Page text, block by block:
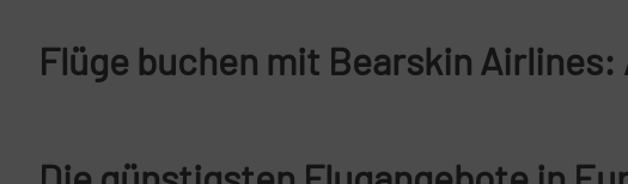
Flüge buchen mit Bearskin Airlines: